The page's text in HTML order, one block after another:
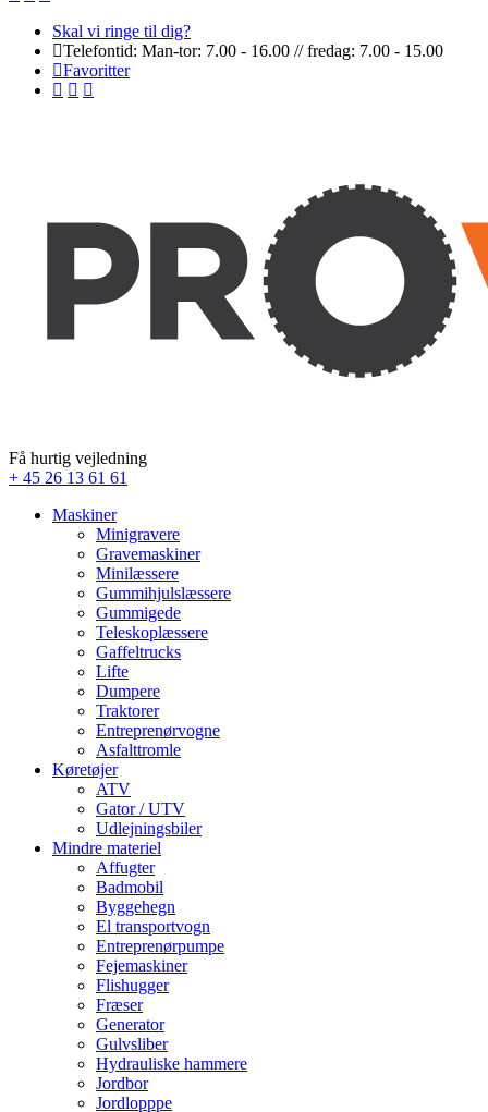
Skal vi ringe til dig?
Telefontid: Man-tor: 7.00 - 16.00 // fredag: 7.00 - 15.00
Favoritter
Få hurtig vejledning
+ 45 26 13 61 61
Maskiner
Minigravere
Gravemaskiner
Minilæssere
Gummihjulslæssere
Gummigede
Teleskoplæssere
Gaffeltrucks
Lifte
Dumpere
Traktorer
Entreprenørvogne
Asfalttromle
Køretøjer
ATV
Gator / UTV
Udlejningsbiler
Mindre materiel
Affugter
Badmobil
Byggehegn
El transportvogn
Entreprenørpumpe
Fejemaskiner
Flishugger
Fræser
Generator
Gulvsliber
Hydrauliske hammere
Jordbor
Jordlopppe